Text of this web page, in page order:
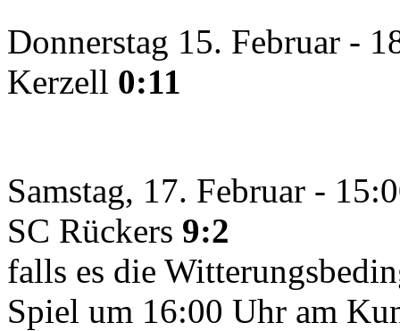
Donnerstag 15. Februar -
Kerzell 0:11
Samstag, 17. Februar -
SC Rückers 9:2
falls es die
Spiel um 16:00 Uhr am